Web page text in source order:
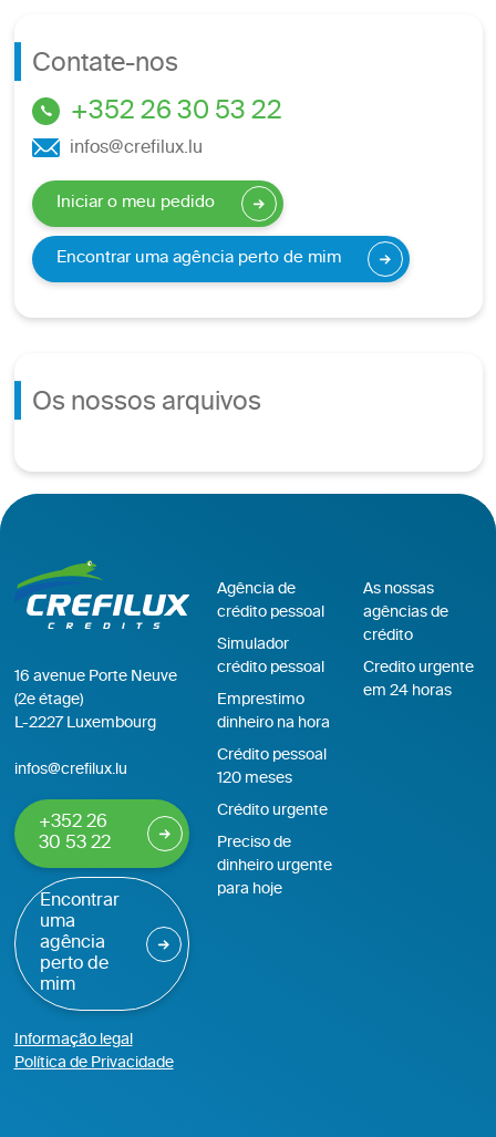
Contate-nos
+352 26 30 53 22
infos@crefilux.lu
Iniciar o meu pedido
Encontrar uma agência perto de mim
Os nossos arquivos
16 avenue Porte Neuve
(2e étage)
L-2227 Luxembourg
infos@crefilux.lu
+352 26
30 53 22
Encontrar
uma
agência
perto de
mim
Informação legal
Política de Privacidade
Agência de
crédito pessoal
Simulador
crédito pessoal
Emprestimo
dinheiro na hora
Crédito pessoal
120 meses
Crédito urgente
Preciso de
dinheiro urgente
para hoje
As nossas
agências de
crédito
Credito urgente
em 24 horas